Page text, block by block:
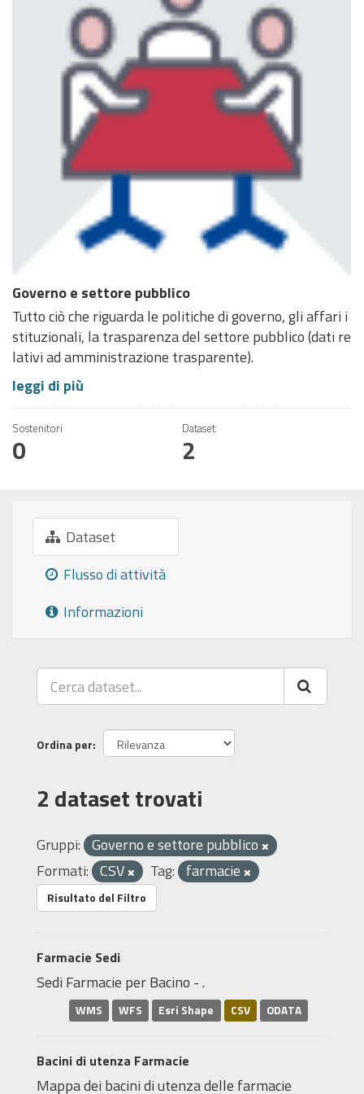
Governo e settore pubblico
Tutto ciò che riguarda le politiche di governo, gli affari i
stituzionali, la trasparenza del settore pubblico (dati re
lativi ad amministrazione trasparente).
leggi di più
Sostenitori
0
Dataset
2
Dataset
Flusso di attività
Informazioni
Ordina per
2 dataset trovati
Gruppi: Governo e settore pubblico
Formati: CSV Tag: farmacie
Risultato del Filtro
Farmacie Sedi
Sedi Farmacie per Bacino - .
WMS WFS Esri Shape CSV ODATA
Bacini di utenza Farmacie
Mappa dei bacini di utenza delle farmacie